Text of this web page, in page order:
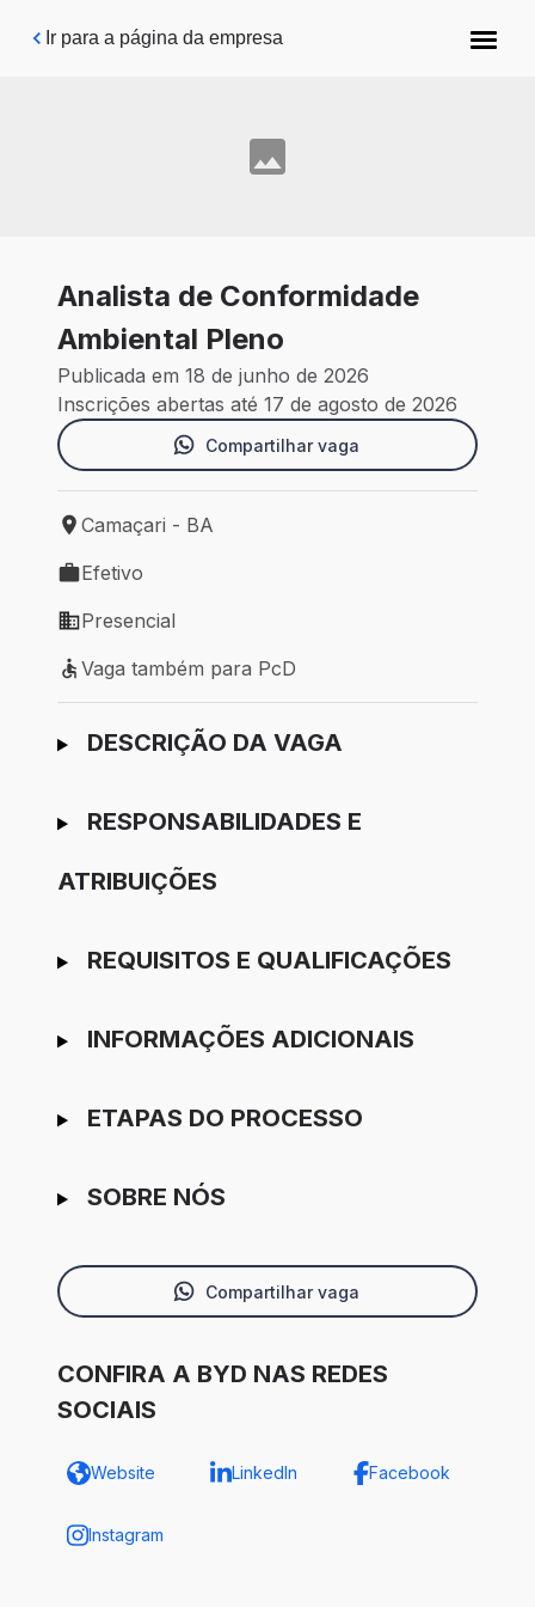
Pular para o conteúdo principal
Ir para a página da empresa
Analista de Conformidade
Ambiental Pleno
Publicada em 18 de junho de 2026
Inscrições abertas até 17 de agosto de 2026
Compartilhar vaga
Local de trabalho: Camaçari - BA
Camaçari - BA
Tipo de vaga: Efetivo
Efetivo
Modelo de trabalho: Presencial
Presencial
Vaga também para PcD
Vaga também para PcD
Ir para candidatura
DESCRIÇÃO DA VAGA
RESPONSABILIDADES E
ATRIBUIÇÕES
REQUISITOS E QUALIFICAÇÕES
INFORMAÇÕES ADICIONAIS
ETAPAS DO PROCESSO
SOBRE NÓS
Compartilhar vaga
CONFIRA A BYD NAS REDES
SOCIAIS
Website LinkedIn Facebook
Instagram